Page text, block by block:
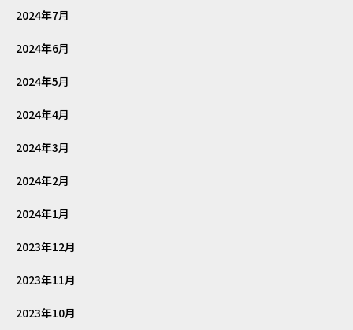
2024年7月
2024年6月
2024年5月
2024年4月
2024年3月
2024年2月
2024年1月
2023年12月
2023年11月
2023年10月